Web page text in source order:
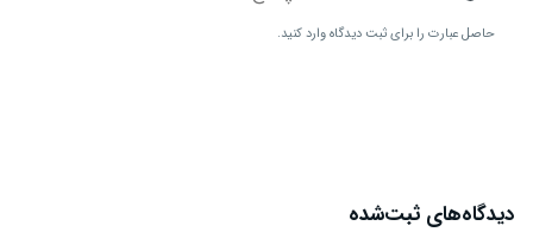
حاصل عبارت را برای ثبت دیدگاه وارد کنید.
دیدگاه‌های ثبت‌شده